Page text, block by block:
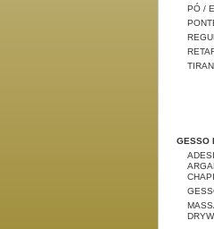
PÓ /
GESSO